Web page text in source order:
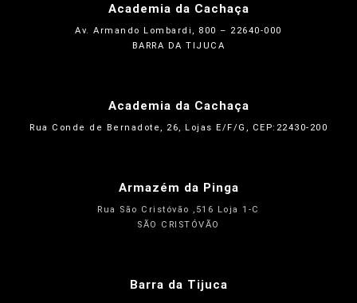
Academia da Cachaça
Av. Armando Lombardi, 800 – 22640-000
BARRA DA TIJUCA
Academia da Cachaça
Rua Conde de Bernadote, 26, Lojas E/F/G, CEP:22430-200
Armazém da Pinga
Rua São Cristóvão ,516 Loja 1-C
SÃO CRISTÓVÃO
Barra da Tijuca